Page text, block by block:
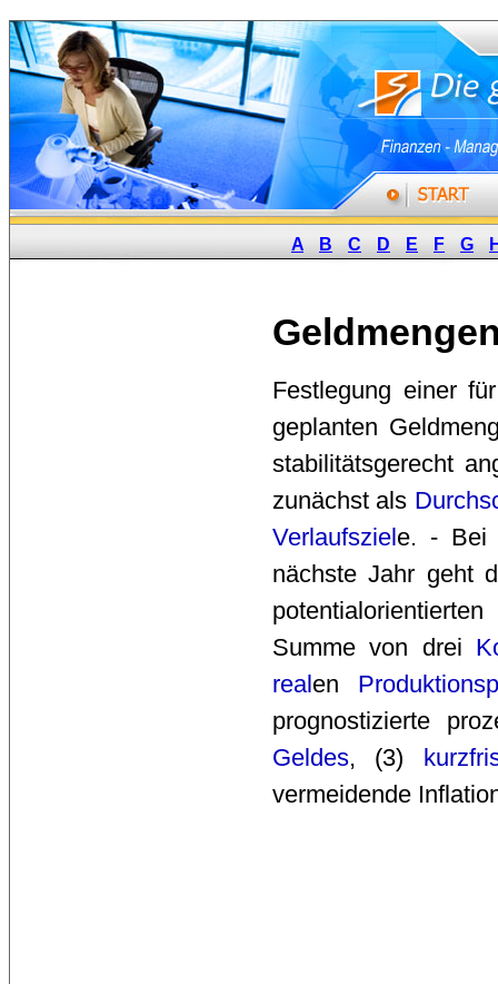
A B C D E F G
Festlegung einer
geplanten
stabilitätsgerecht
zunächst als
Verlaufsziele. - Bei
nächste Jahr geht
potentialorientierten
Summe von drei
realen
prognostizierte
Geldes, (3)
vermeidende